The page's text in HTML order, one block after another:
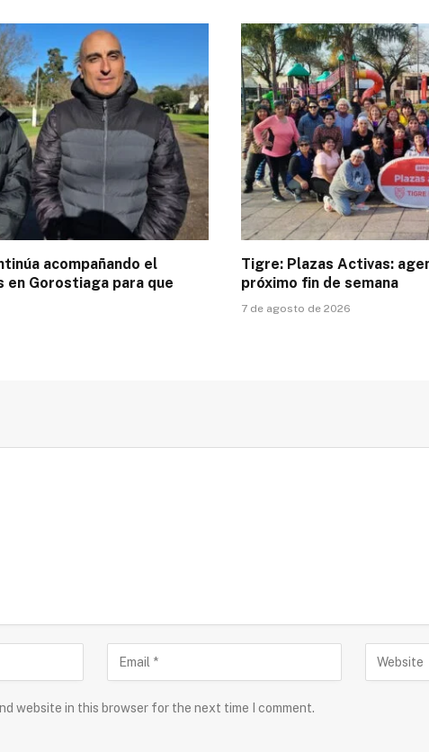
acompañando el
en Gorostiaga para que
Tigre: Plazas Activas:
próximo fin de semana
7 de agosto de 2026
website in this browser for the next time I comment.